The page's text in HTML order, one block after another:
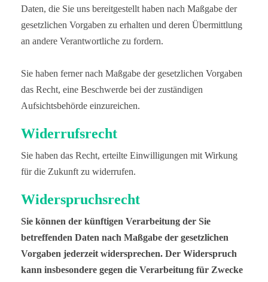
Daten, die Sie uns bereitgestellt haben nach Maßgabe der
gesetzlichen Vorgaben zu erhalten und deren Übermittlung
an andere Verantwortliche zu fordern.
Sie haben ferner nach Maßgabe der gesetzlichen Vorgaben
das Recht, eine Beschwerde bei der zuständigen
Aufsichtsbehörde einzureichen.
Widerrufsrecht
Sie haben das Recht, erteilte Einwilligungen mit Wirkung
für die Zukunft zu widerrufen.
Widerspruchsrecht
Sie können der künftigen Verarbeitung der Sie
betreffenden Daten nach Maßgabe der gesetzlichen
Vorgaben jederzeit widersprechen. Der Widerspruch
kann insbesondere gegen die Verarbeitung für Zwecke